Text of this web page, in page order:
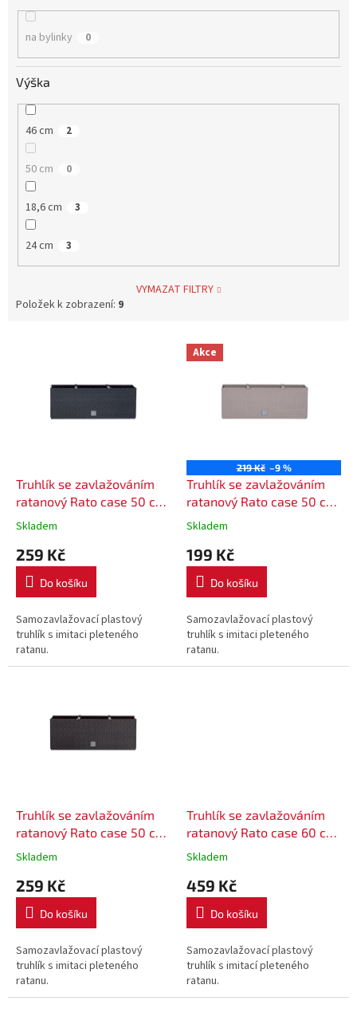
na bylinky 0
Výška
46 cm 2
50 cm 0
18,6 cm 3
24 cm 3
VYMAZAT FILTRY
Položek k zobrazení: 9
Truhlík se zavlažováním
ratanový Rato case 50 cm
DRTC500 - barva
Skladem
259 Kč
Do košíku
Samozavlažovací plastový
truhlík s imitaci pleteného
ratanu.
Akce
219 Kč –9 %
Truhlík se zavlažováním
ratanový Rato case 50 cm
DRTC500 - barva mocca
Skladem
199 Kč
Do košíku
Samozavlažovací plastový
truhlík s imitaci pleteného
ratanu.
Truhlík se zavlažováním
ratanový Rato case 50 cm
DRTC500 - barva hnědá
Skladem
259 Kč
Do košíku
Samozavlažovací plastový
truhlík s imitaci pleteného
ratanu.
Truhlík se zavlažováním
ratanový Rato case 60 cm
DRTC600 - barva
Skladem
459 Kč
Do košíku
Samozavlažovací plastový
truhlík s imitací pleteného
ratanu.